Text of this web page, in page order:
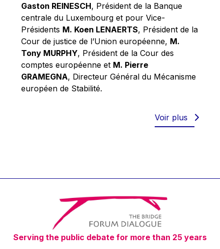
Patrizia Nanz
Philippe Maystadt
Pierre Gramegna
Richard Pelly
Robert Goebbels
Robert REYNDERS
Timothy Radcliffe
Vaclav Klaus
Vassilios Skouris
Vítor Manuel da Silva Caldeira
Viviane Reding
Gaston REINESCH, Président de la Banque
centrale du Luxembourg et pour Vice-
Présidents M. Koen LENAERTS, Président de la
Cour de justice de l’Union européenne, M.
Tony MURPHY, Président de la Cour des
comptes européenne et M. Pierre
GRAMEGNA, Directeur Général du Mécanisme
européen de Stabilité.
Voir plus
Serving the public debate for more than 25 years